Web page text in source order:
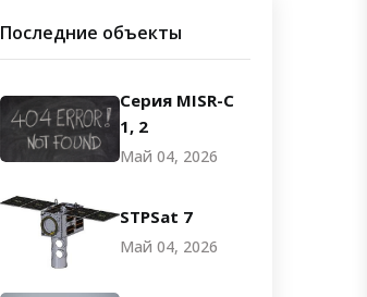
Последние объекты
Серия MISR-C
1, 2
Май 04, 2026
STPSat 7
Май 04, 2026